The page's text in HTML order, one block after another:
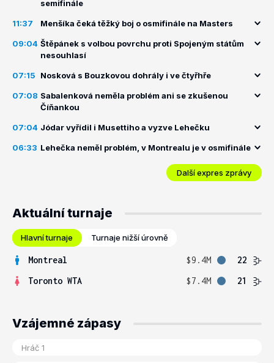
semifinále
11:37 Menšíka čeká těžký boj o osmifinále na Masters
09:04 Štěpánek s volbou povrchu proti Spojeným státům
nesouhlasí
07:15 Nosková s Bouzkovou dohrály i ve čtyřhře
07:08 Sabalenková neměla problém ani se zkušenou
Číňankou
07:04 Jódar vyřídil i Musettiho a vyzve Lehečku
06:33 Lehečka neměl problém, v Montrealu je v osmifinále
Další expres zprávy
Aktuální turnaje
Hlavní turnaje Turnaje nižší úrovně
Montreal $9.4M
22
Toronto WTA
$7.4M 21
Vzájemné zápasy